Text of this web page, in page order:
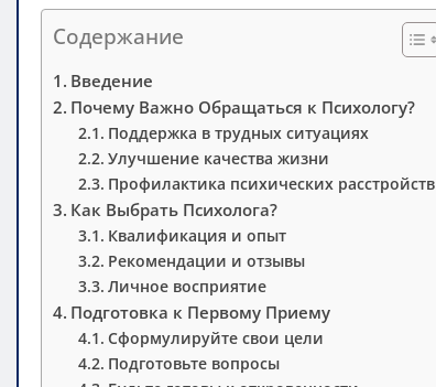
Содержание
Введение
Почему Важно Обращаться к Психологу?
Поддержка в трудных ситуациях
Улучшение качества жизни
Профилактика психических расстройств
Как Выбрать Психолога?
Квалификация и опыт
Рекомендации и отзывы
Личное восприятие
Подготовка к Первому Приему
Сформулируйте свои цели
Подготовьте вопросы